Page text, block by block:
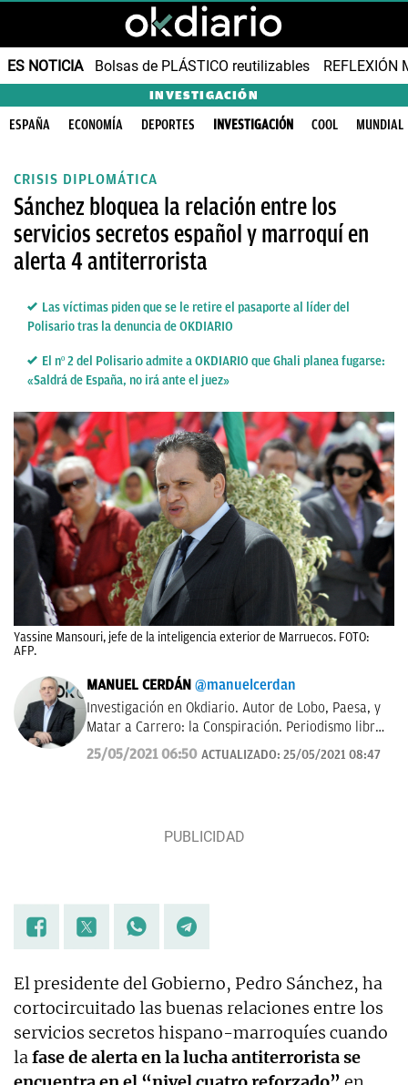
ES NOTICIA Bolsas de PLÁSTICO reutilizables REFLEXIÓN
INVESTIGACIÓN
ESPAÑA ECONOMÍA DEPORTES INVESTIGACIÓN COOL MUNDIAL
CRISIS DIPLOMÁTICA
Sánchez bloquea la relación entre los
servicios secretos español y marroquí en
alerta 4 antiterrorista
Las víctimas piden que se le retire el pasaporte al líder del
Polisario tras la denuncia de OKDIARIO
El nº 2 del Polisario admite a OKDIARIO que Ghali planea fugarse:
«Saldrá de España, no irá ante el juez»
Yassine Mansouri, jefe de la inteligencia exterior de Marruecos. FOTO:
AFP.
MANUEL CERDÁN @manuelcerdan
Investigación en Okdiario. Autor de Lobo, Paesa, y
Matar a Carrero: la Conspiración. Periodismo libre,
con rigor y transparencia.
25/05/2021 06:50 ACTUALIZADO: 25/05/2021 08:47
El presidente del Gobierno, Pedro Sánchez, ha
cortocircuitado las buenas relaciones entre los
servicios secretos hispano-marroquíes cuando
lafase de alerta en la lucha antiterrorista se